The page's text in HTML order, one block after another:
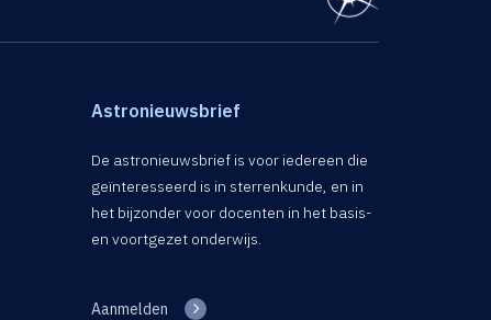
Astronieuwsbrief
De astronieuwsbrief is voor iedereen die
geïnteresseerd is in sterrenkunde, en in
het bijzonder voor docenten in het basis-
en voortgezet onderwijs.
Aanmelden